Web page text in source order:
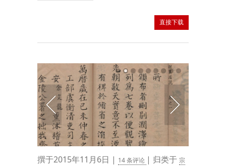
直接下载
撰于2015年11月6日 | 14 条评论 | 归类于 宗